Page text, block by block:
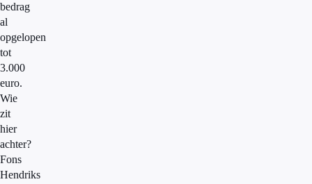
bedrag
al
opgelopen
tot
3.000
euro.
Wie
zit
hier
achter?
Fons
Hendriks